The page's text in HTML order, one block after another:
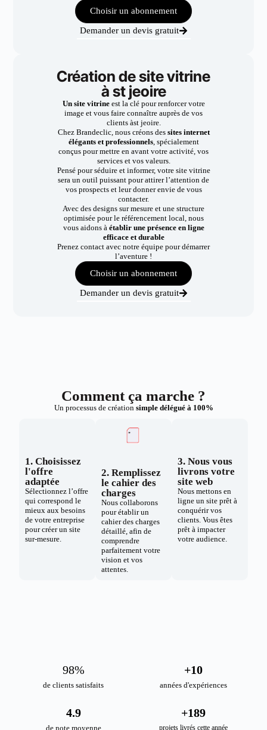
Choisir un abonnement
Demander un devis gratuit
Création de site vitrine
à st jeoire
Un site vitrineest la clé pour renforcer votre
image et vous faire connaître auprès de vos
clients àst jeoire.
Chez Brandeclic, nous créons dessites internet
élégants et professionnels, spécialement
conçus pour mettre en avant votre activité, vos
services et vos valeurs.
Pensé pour séduire et informer, votre site vitrine
sera un outil puissant pour attirer l’attention de
vos prospects et leur donner envie de vous
contacter.
Avec des designs sur mesure et une structure
optimisée pour le référencement local, nous
vous aidons à établir une présence en ligne
efficace et durable
Prenez contact avec notre équipe pour démarrer
l’aventure !
Choisir un abonnement
Demander un devis gratuit
Comment ça marche ?
Un processus de création simple délégué à 100%
1. Choisissez
l'offre
adaptée
Sélectionnez l’offre
qui correspond le
mieux aux besoins
de votre entreprise
pour créer un site
sur-mesure.
2. Remplissez
le cahier des
charges
Nous collaborons
pour établir un
cahier des charges
détaillé, afin de
comprendre
parfaitement votre
vision et vos
attentes.
3. Nous vous
livrons votre
site web
Nous mettons en
ligne un site prêt à
conquérir vos
clients. Vous êtes
prêt à impacter
votre audience.
de clients satisfaits
98%
années d'expériences
+10
de note moyenne
4.9
projets livrés cette année
+189